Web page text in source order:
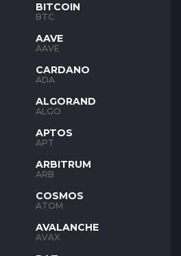
BITCOIN
BTC
AAVE
AAVE
CARDANO
ADA
ALGORAND
ALGO
APTOS
APT
ARBITRUM
ARB
COSMOS
ATOM
AVALANCHE
AVAX